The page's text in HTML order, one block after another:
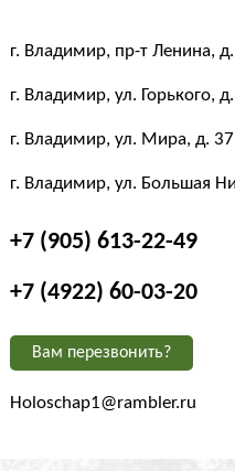
г. Владимир, пр-т Ленина,
г. Владимир, ул. Горького,
г. Владимир, ул. Мира, д. 37
г. Владимир, ул. Большая
+7 (905) 613-22-49
+7 (4922) 60-03-20
Вам перезвонить?
Holoschap1@rambler.ru